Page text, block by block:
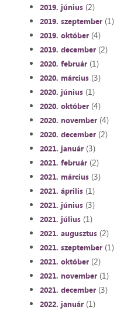
2019. június(2)
2019. szeptember(1)
2019. október(4)
2019. december(2)
2020. február(1)
2020. március(3)
2020. június(1)
2020. október(4)
2020. november(4)
2020. december(2)
2021. január(3)
2021. február(2)
2021. március(3)
2021. április(1)
2021. június(3)
2021. július(1)
2021. augusztus(2)
2021. szeptember(1)
2021. október(2)
2021. november(1)
2021. december(3)
2022. január(1)